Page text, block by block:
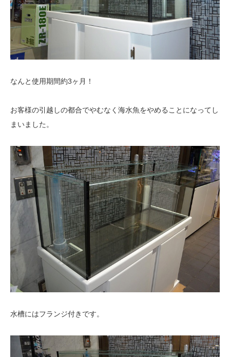
なんと使用期間約3ヶ月！
お客様の引越しの都合でやむなく海水魚をやめることになってし
まいました。
水槽にはフランジ付きです。